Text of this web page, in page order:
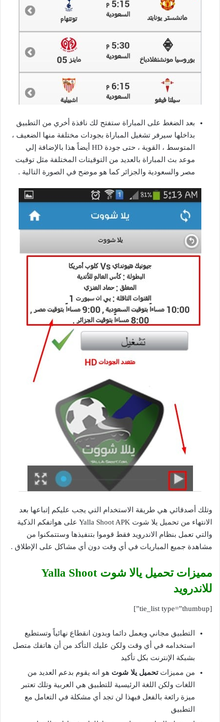
بعد الضغط على المباراة ستفتح لك نافذة أخري من التطبيق
بداخلها سيرفر تشغيل المباراة بجودات مختلفة منها الضعيف ،
المتوسط ، القوية ، حتى جودة HD أيضاً هذا بالإضافة إلي
موعد بث المباراة بالعديد من التوقيتات المختلفة مثل توقيت
مصر والسعودية والجزائر كما هو موضح في الصورة التالية .
وتلك أصدقائي هي طريقة الاستخدام التي يجب عليكم إتباعها بعد
الانتهاء من تحميل يلا شوت Yalla Shoot APK على هواتفكم الذكية
والتي تعمل بنظام الاندرويد فقط قوموا بتنفيذها وستتمكنوا من
مشاهدة جميع المباريات في أي وقت دون أي مشاكل على الإطلاق .
مميزات تحميل يالا شوت Yalla Shoot
للاندرويد
[tie_list type=”thumbup”]
التطبيق مجاني ويعمل دائما وبدون انقطاع نهائياً وتستطيع
استخدامه في أي وقت ولكن عليك التأكد من أن هاتفك متصل
بشبكة الإنترنت بكل تأكيد
من مميزاتتحميل يلا شوت هو انه يقوم بدعم العديد من
اللغات ولكن اللغة الرئيسية للتطبيق هي العربية وتلك تعتبر
ميزة رائعة بالفعل فبهذا لن تجد أي مشكلة في التعامل مع
التطبيق